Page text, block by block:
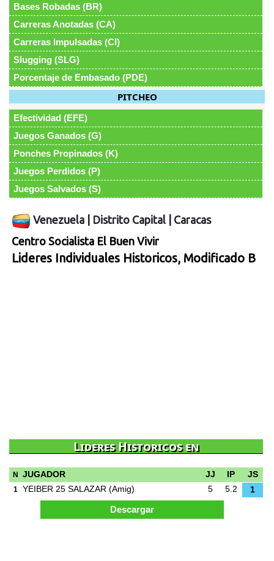
Bases Robadas (BR)
Carreras Anotadas (CA)
Carreras Impulsadas (CI)
Slugging (SLG)
Porcentaje de Embasado (PDE)
PITCHEO
Efectividad (EFE)
Juegos Ganados (G)
Ponches Propinados (K)
Juegos Perdidos (P)
Juegos Salvados (S)
Venezuela Distrito Capital
Caracas
Centro Socialista El Buen Vivir
Lideres Individuales Historicos, Modificado B
Lideres Historicos en
N JUGADOR JJ IP JS
1 YEIBER 25 SALAZAR (Amig) 5 5.2 1